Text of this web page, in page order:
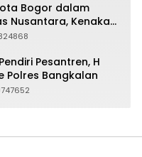
Bogor dalam
Nusantara, Kenakan
Simbol
Pesantren, H
Polres Bangkalan